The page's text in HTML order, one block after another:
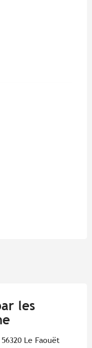
les
Le Faouët